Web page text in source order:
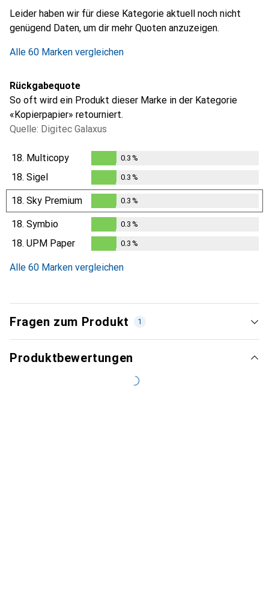
Leider haben wir für diese Kategorie aktuell noch nicht
genügend Daten, um dir mehr Quoten anzuzeigen.
Alle 60 Marken vergleichen
Rückgabequote
So oft wird ein Produkt dieser Marke in der Kategorie
«Kopierpapier» retourniert.
Quelle: Digitec Galaxus
18. Multicopy
0.3%
0.3 %
18. Sigel
0.3%
0.3 %
18. Sky Premium
0.3%
0.3 %
18. Symbio
0.3%
0.3 %
18. UPM Paper 0.3 %
Alle 60 Marken vergleichen
Fragen zum Produkt 1
Produktbewertungen